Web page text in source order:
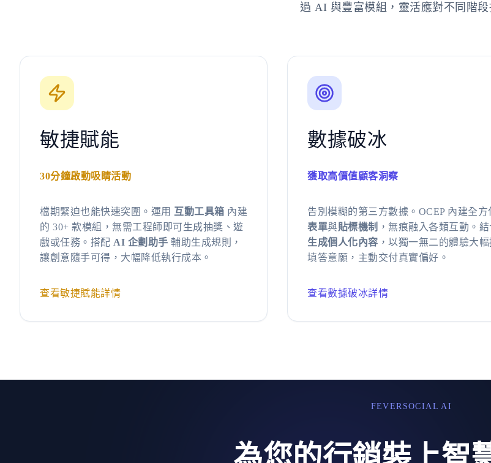
過 AI 與豐富模組，靈活應對不同階段
敏捷賦能
30分鐘啟動吸睛活動
檔期緊迫也能快速突圍。運用 互動工具箱 內建
的 30+ 款模組，無需工程師即可生成抽獎、遊
戲或任務。搭配 AI 企劃助手 輔助生成規則，
讓創意隨手可得，大幅降低執行成本。
查看敏捷賦能詳情
數據破冰
獲取高價值顧客洞察
告別模糊的第三方數據。OCEP 內建全方
表單與貼標機制 ，無痕融入各類互動。結
生成個人化內容 ，以獨一無二的體驗大
填答意願，主動交付真實偏好。
查看數據破冰詳情
FEVERSOCIAL AI
為您的行銷裝上智